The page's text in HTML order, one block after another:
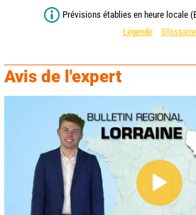
Prévisions établies en heure locale
Légende
Glossaire
Avis de l'expert